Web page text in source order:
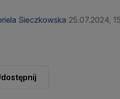
Sieczkowska 25.07.2024,